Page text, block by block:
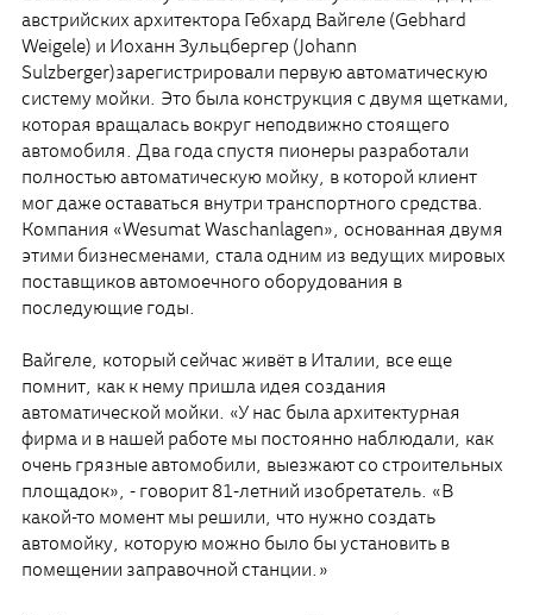
австрийских архитектора Гебхард Вайгеле (Gebhard
Weigele) и Иоханн Зульцбергер (Johann
Sulzberger)зарегистрировали первую автоматическую
систему мойки. Это была конструкция с двумя щетками,
которая вращалась вокруг неподвижно стоящего
автомобиля. Два года спустя пионеры разработали
полностью автоматическую мойку, в которой клиент
мог даже оставаться внутри транспортного средства.
Компания «Wesumat Waschanlagen», основанная двумя
этими бизнесменами, стала одним из ведущих мировых
поставщиков автомоечного оборудования в
последующие годы.
Вайгеле, который сейчас живёт в Италии, все еще
помнит, как к нему пришла идея создания
автоматической мойки. «У нас была архитектурная
фирма и в нашей работе мы постоянно наблюдали, как
очень грязные автомобили, выезжают со строительных
площадок», - говорит 81-летний изобретатель. «В
какой-то момент мы решили, что нужно создать
автомойку, которую можно было бы установить в
помещении заправочной станции.»